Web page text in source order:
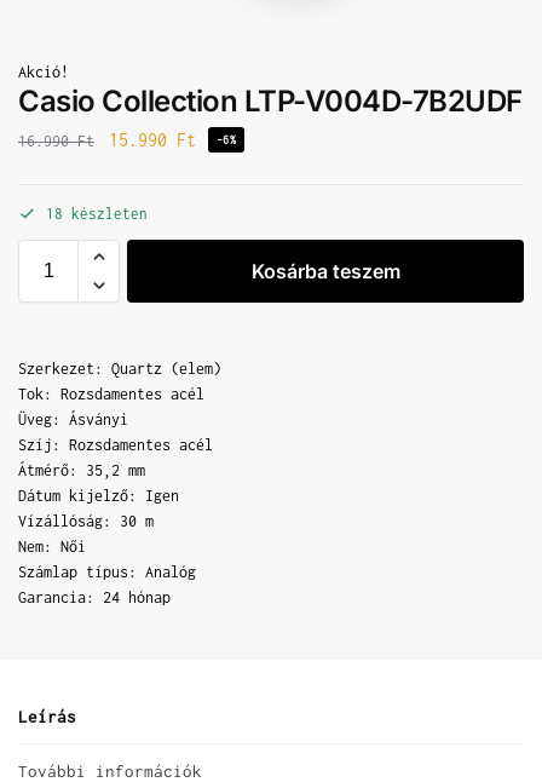
Akció!
Casio Collection LTP-V004D-7B2UDF
16.990Ft 15.990 Ft -6%
18 készleten
Kosárba teszem
Szerkezet: Quartz (elem)
Tok: Rozsdamentes acél
Üveg: Ásványi
Szíj: Rozsdamentes acél
Átmérő: 35,2 mm
Dátum kijelző: Igen
Vízállóság: 30 m
Nem: Női
Számlap típus: Analóg
Garancia: 24 hónap
Leírás
További információk